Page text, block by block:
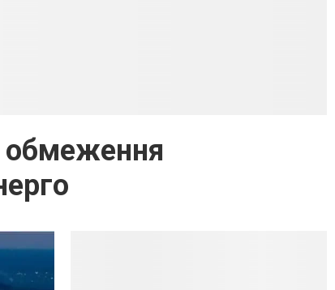
обмеження